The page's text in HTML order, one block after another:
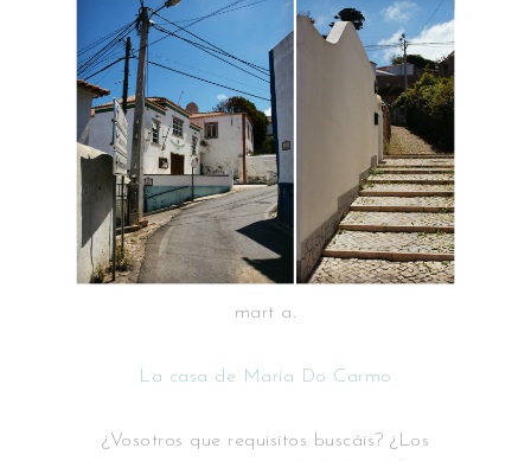
mart a.
La casa de María Do Carmo
¿Vosotros que requisitos buscáis? ¿Los